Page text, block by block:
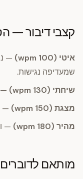
קצבי דיבור —
איטי (100 wpm)
—
שמעדיפה נגישות.
שיחתי (130 wpm)
—
מצגת (150 wpm)
—
מהיר (180 wpm)
—
מותאם לדוברים,